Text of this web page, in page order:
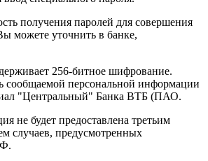
получения паролей для совершения
можете уточнить в банке,
256-битное шифрование.
сообщаемой персональной информации
"Центральный" Банка ВТБ (ПАО.
не будет предоставлена третьим
случаев, предусмотренных